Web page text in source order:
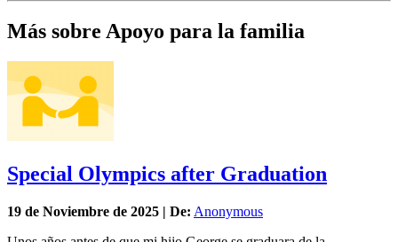
Más sobre Apoyo para la familia
Special Olympics after Graduation
19 de Noviembre de 2025 | De: Anonymous